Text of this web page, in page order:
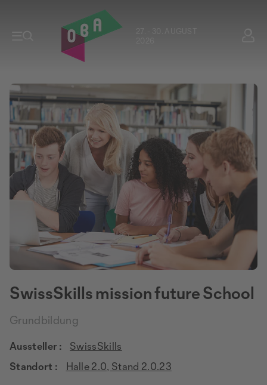
27. - 30. AUGUST
SwissSkills mission future School
Grundbildung
Aussteller :
SwissSkills
Standort :
Halle 2.0, Stand 2.0.23